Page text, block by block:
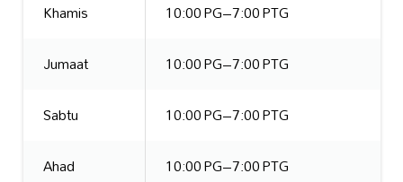
Khamis
10:00 PG–7:00 PTG
Jumaat
10:00 PG–7:00 PTG
Sabtu
10:00 PG–7:00 PTG
Ahad
10:00 PG–7:00 PTG